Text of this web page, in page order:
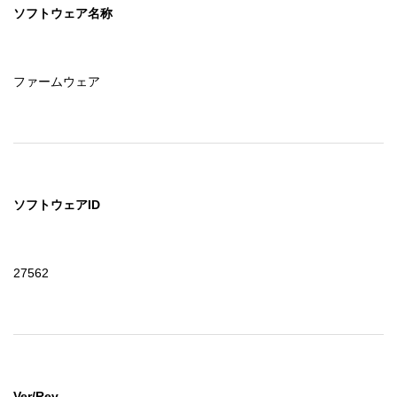
ソフトウェア名称
ファームウェア
ソフトウェアID
27562